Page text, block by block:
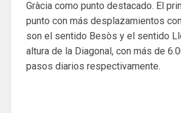
Gràcia como punto destacado. El
punto con más desplazamientos
son el sentido Besòs y el sentido
altura de la Diagonal, con más de
pasos diarios respectivamente.